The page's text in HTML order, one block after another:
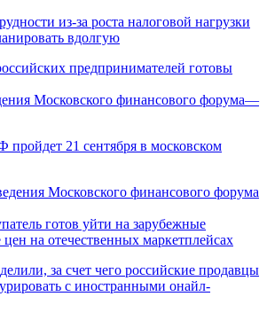
из-за роста налоговой нагрузки
вдолгую
Московского финансового форума—
21 сентября в московском
готов уйти на зарубежные
на отечественных маркетплейсах
за счет чего российские продавцы
с иностранными онайл-